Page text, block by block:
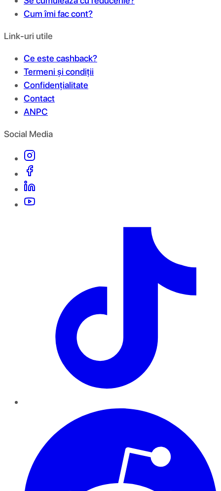
Cum îmi fac cont?
Link-uri utile
Ce este cashback?
Termeni și condiții
Confidențialitate
Contact
ANPC
Social Media